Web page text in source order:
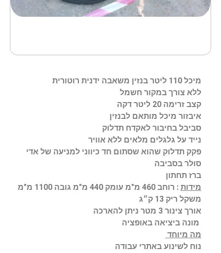
מיכל 110 ליטר בנזין משאבה ידנית רוטורית
ללא צורך במקור חשמל
קצב זרימה 20 ליטר דקה
איבזור מיכל מותאם לבנזין
סביבל בחיבור לאקדח תדלוק
נייד על גלגלים מלאים ללא אוויר
פקק תדלוק שהוא שסתום חד כיווני למניעה של אדי
סולר בסביבה
ברז תחתון
מידות : רוחב 460 מ"מ עומק 440 מ"מ גובה 1100 מ"מ
משקל ריק 13 ק״ג
אורך צינור 3 מטר ניתן להארכה
מונה ביציאה באופציה
מה מיוחד
נוח לשינוע באתרי עבודה